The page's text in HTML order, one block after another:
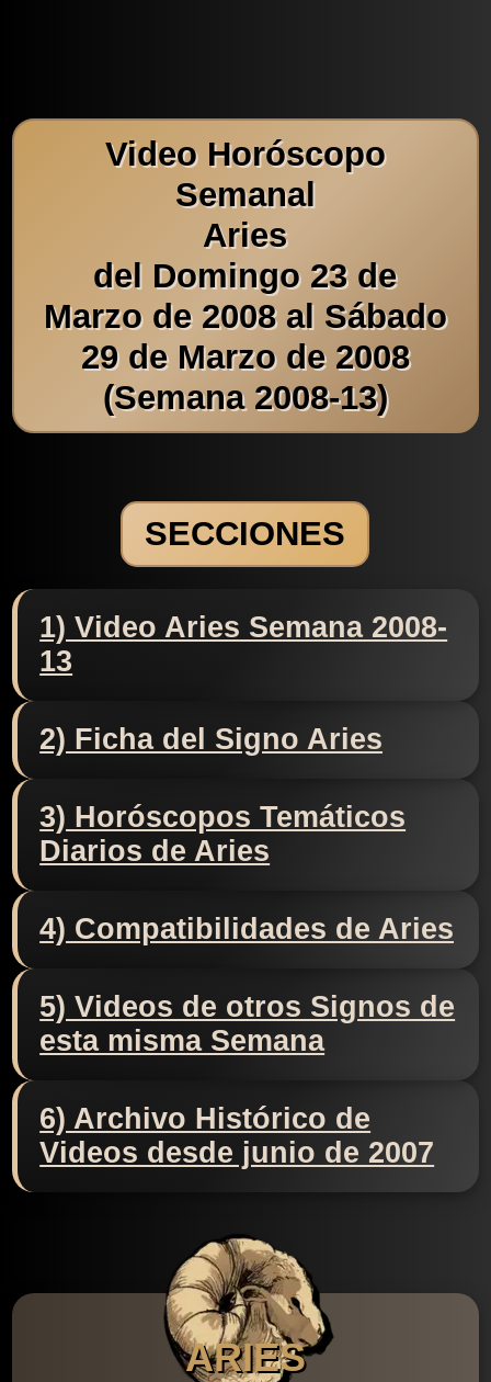
Video Horóscopo
Semanal
Aries
del Domingo 23 de
Marzo de 2008 al Sábado
29 de Marzo de 2008
(Semana 2008-13)
SECCIONES
1) Video Aries Semana 2008-
13
2) Ficha del Signo Aries
3) Horóscopos Temáticos
Diarios de Aries
4) Compatibilidades de Aries
5) Videos de otros Signos de
esta misma Semana
6) Archivo Histórico de
Videos desde junio de 2007
ARIES